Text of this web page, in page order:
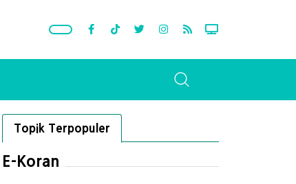
Topik Terpopuler
E-Koran